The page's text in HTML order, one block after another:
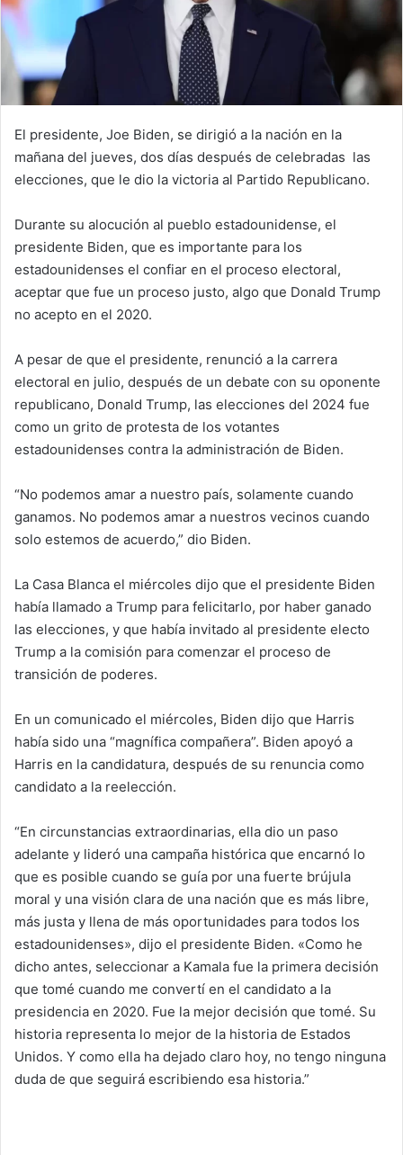
El presidente, Joe Biden, se dirigió a la nación en la
mañana del jueves, dos días después de celebradas las
elecciones, que le dio la victoria al Partido Republicano.
Durante su alocución al pueblo estadounidense, el
presidente Biden, que es importante para los
estadounidenses el confiar en el proceso electoral,
aceptar que fue un proceso justo, algo que Donald Trump
no acepto en el 2020.
A pesar de que el presidente, renunció a la carrera
electoral en julio, después de un debate con su oponente
republicano, Donald Trump, las elecciones del 2024 fue
como un grito de protesta de los votantes
estadounidenses contra la administración de Biden.
“No podemos amar a nuestro país, solamente cuando
ganamos. No podemos amar a nuestros vecinos cuando
solo estemos de acuerdo,” dio Biden.
La Casa Blanca el miércoles dijo que el presidente Biden
había llamado a Trump para felicitarlo, por haber ganado
las elecciones, y que había invitado al presidente electo
Trump a la comisión para comenzar el proceso de
transición de poderes.
En un comunicado el miércoles, Biden dijo que Harris
había sido una “magnífica compañera”. Biden apoyó a
Harris en la candidatura, después de su renuncia como
candidato a la reelección.
“En circunstancias extraordinarias, ella dio un paso
adelante y lideró una campaña histórica que encarnó lo
que es posible cuando se guía por una fuerte brújula
moral y una visión clara de una nación que es más libre,
más justa y llena de más oportunidades para todos los
estadounidenses», dijo el presidente Biden. «Como he
dicho antes, seleccionar a Kamala fue la primera decisión
que tomé cuando me convertí en el candidato a la
presidencia en 2020. Fue la mejor decisión que tomé. Su
historia representa lo mejor de la historia de Estados
Unidos. Y como ella ha dejado claro hoy, no tengo ninguna
duda de que seguirá escribiendo esa historia.”